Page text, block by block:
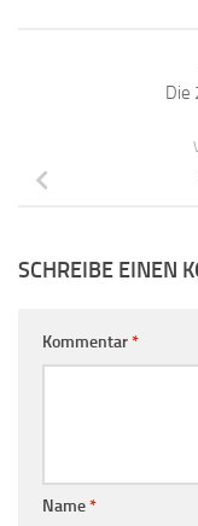
Die
SCHREIBE EINEN
Kommentar*
Name*